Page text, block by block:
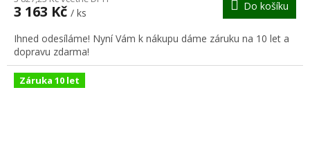
A
3 163 Kč / ks
Do košíku
Ihned odesíláme! Nyní Vám k nákupu dáme záruku na 10 let a
dopravu zdarma!
Záruka 10 let